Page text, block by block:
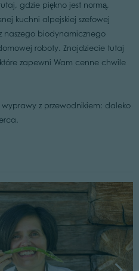
gdzie piękno jest normą,
kuchni alpejskiej szefowej
naszego biodynamicznego
roboty. Znajdziecie tutaj
zapewni Wam cenne chwile
z przewodnikiem: daleko